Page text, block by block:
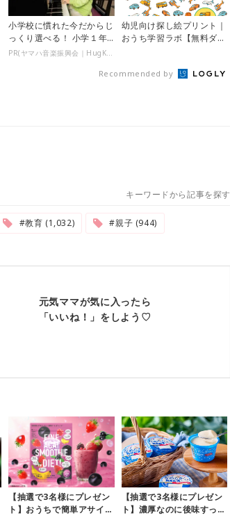
小学校に慣れた今だからじ
っくり選べる！ 小学１年
生夏休みからの「音楽教 PR(ヤマハ音楽振興会｜HugKum)
幼児向け探し絵プリント｜
おうち学習ラボ【無料ダウ
Recommended by
キーワードから記事を探す
#教育 (1,032)
#親子 (944)
元気ママが気に入ったら
「いいね！」をしよう♡
【抽選で3名様にプレゼン
ト】おうちで簡単アサイー
【抽選で3名様にプレゼン
ト】濃厚なのに後味すっき